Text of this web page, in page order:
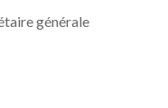
générale